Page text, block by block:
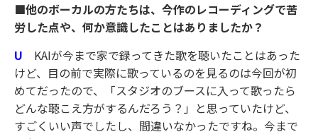
■他のボーカルの方たちは、今作のレコーディングで苦
労した点や、何か意識したことはありましたか？
U KAIが今まで家で録ってきた歌を聴いたことはあった
けど、目の前で実際に歌っているのを見るのは今回が初
めてだったので、「スタジオのブースに入って歌ったら
どんな聴こえ方がするんだろう？」と思っていたけど、
すごくいい声でしたし、間違いなかったですね。今まで